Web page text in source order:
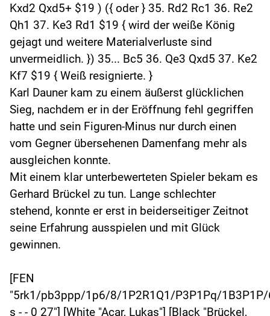
Kxd2 Qxd5+ $19 ) ({ oder } 35. Rd2 Rc1 36. Re2
Qh1 37. Ke3 Rd1 $19 { wird der weiße König
gejagt und weitere Materialverluste sind
unvermeidlich. }) 35... Bc5 36. Qe3 Qxd5 37. Ke2
Kf7 $19 { Weiß resignierte. }
Karl Dauner kam zu einem äußerst glücklichen
Sieg, nachdem er in der Eröffnung fehl gegriffen
hatte und sein Figuren-Minus nur durch einen
vom Gegner übersehenen Damenfang mehr als
ausgleichen konnte.
Mit einem klar unterbewerteten Spieler bekam es
Gerhard Brückel zu tun. Lange schlechter
stehend, konnte er erst in beiderseitiger Zeitnot
seine Erfahrung ausspielen und mit Glück
gewinnen.
[FEN
"5rk1/pb3ppp/1p6/8/1P2R1Q1/P3P1Pq/
s - - 0 27"] [White "Acar, Lukas"] [Black "Brückel,